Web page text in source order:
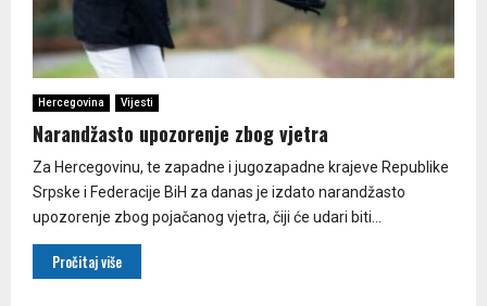
Hercegovina Vijesti
Narandžasto upozorenje zbog vjetra
Za Hercegovinu, te zapadne i jugozapadne krajeve Republike
Srpske i Federacije BiH za danas je izdato narandžasto
upozorenje zbog pojačanog vjetra, čiji će udari biti...
Pročitaj više